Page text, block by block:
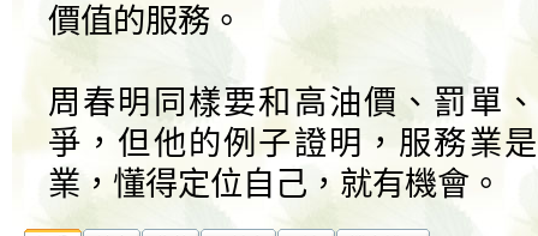
價值的服務。
周春明同樣要和高油價、罰單
爭，但他的例子證明，服務業
業，懂得定位自己，就有機會。